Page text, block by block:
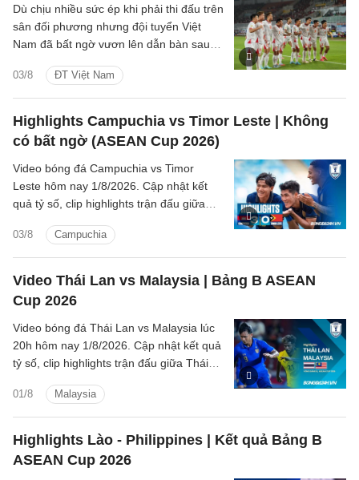
03/8 ĐT Việt Nam
Dù chịu nhiều sức ép khi phải thi đấu trên
sân đối phương nhưng đội tuyển Việt
Nam đã bất ngờ vươn lên dẫn bàn sau
Vĩ.
Highlights Campuchia vs Timor Leste | Không
có bất ngờ (ASEAN Cup 2026)
03/8 Campuchia
Video bóng đá Campuchia vs Timor
Leste hôm nay 1/8/2026. Cập nhật kết
quả tỷ số, clip highlights trận đấu giữa
ASEAN Cup 2026).
Video Thái Lan vs Malaysia | Bảng B ASEAN
Cup 2026
01/8 Malaysia
Video bóng đá Thái Lan vs Malaysia lúc
20h hôm nay 1/8/2026. Cập nhật kết quả
tỷ số, clip highlights trận đấu giữa Thái
2026).
Highlights Lào - Philippines | Kết quả Bảng B
ASEAN Cup 2026